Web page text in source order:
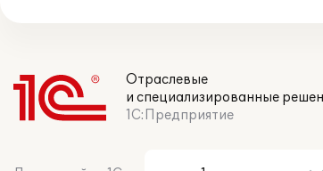
Отраслевые
и специализированные
1С:Предприятие